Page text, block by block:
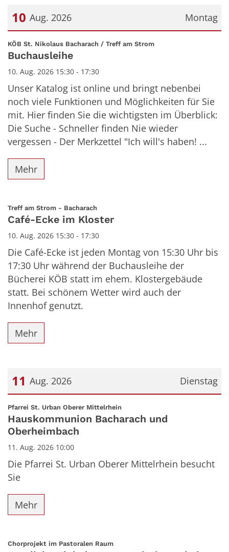
Montag
10 Aug. 2026
Datum: 10. August 2026
KÖB St. Nikolaus Bacharach / Treff am Strom:
Buchausleihe
10. Aug. 2026 15:30 - 17:30
Unser Katalog ist online und bringt nebenbei
noch viele Funktionen und Möglichkeiten für Sie
mit. Hier finden Sie die wichtigsten im Überblick:
Die Suche - Schneller finden Nie wieder
vergessen - Der Merkzettel "Ich will's haben! ...
Mehr
Treff am Strom - Bacharach
Café-Ecke im Kloster
10. Aug. 2026 15:30 - 17:30
Die Café-Ecke ist jeden Montag von 15:30 Uhr bis
17:30 Uhr während der Buchausleihe der
Bücherei KÖB statt im ehem. Klostergebäude
statt. Bei schönem Wetter wird auch der
Innenhof genutzt.
Mehr
Dienstag
11 Aug. 2026
Datum: 11. August 2026
Pfarrei St. Urban Oberer Mittelrhein
Hauskommunion Bacharach und
Oberheimbach
11. Aug. 2026 10:00
Die Pfarrei St. Urban Oberer Mittelrhein besucht
Sie
Mehr
Chorprojekt im Pastoralen Raum: